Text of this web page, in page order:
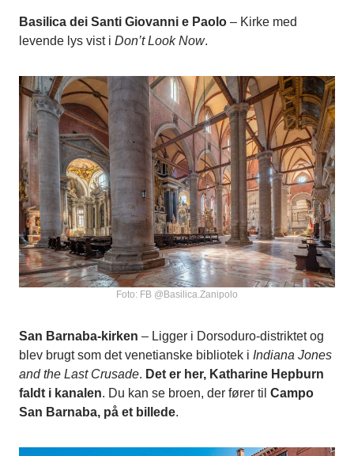
Basilica dei Santi Giovanni e Paolo – Kirke med
levende lys vist i Don’t Look Now.
Foto: FB @Basilica.Zanipolo
San Barnaba-kirken – Ligger i Dorsoduro-distriktet og
blev brugt som det venetianske bibliotek i Indiana Jones
and the Last Crusade. Det er her, Katharine Hepburn
faldt i kanalen. Du kan se broen, der fører til Campo
San Barnaba, på et billede.